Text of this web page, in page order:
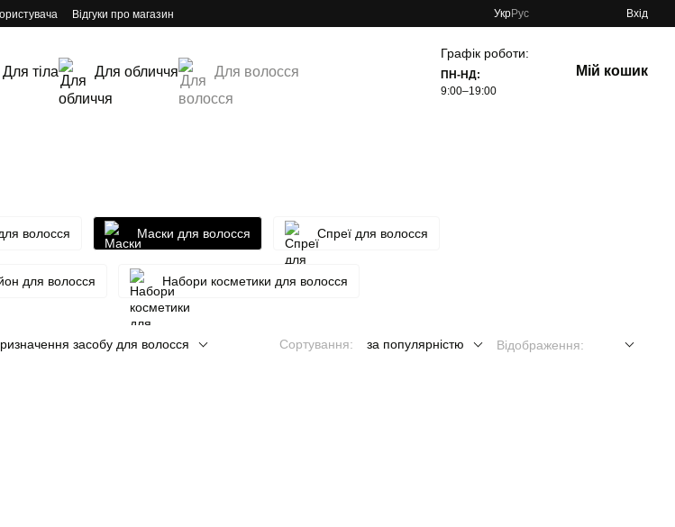
Відгуки про магазин УкрРус Вхід
Для тіла Для обличчя Для волосся
Графік роботи:
ПН-НД:
9:00–19:00
Мій кошик
волосся Маски для волосся Спреї для волосся
для волосся Набори косметики для волосся
засобу для волосся Сортування: за популярністю Відображення: